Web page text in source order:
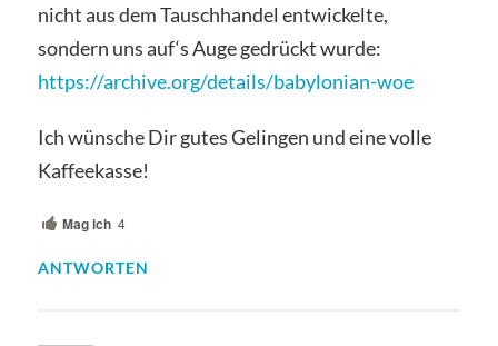
nicht aus dem Tauschhandel entwickelte,
sondern uns auf‘s Auge gedrückt wurde:
https://archive.org/details/babylonian-woe
Ich wünsche Dir gutes Gelingen und eine volle
Kaffeekasse!
Mag ich 4
ANTWORTEN